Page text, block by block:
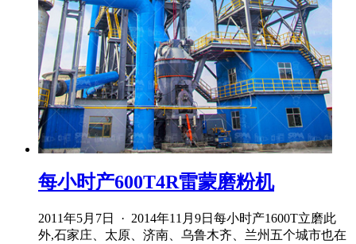
每小时产600T4R雷蒙磨粉机
2011年5月7日 · 2014年11月9日每小时产1600T立磨此
外,石家庄、太原、济南、乌鲁木齐、兰州五个城市也在